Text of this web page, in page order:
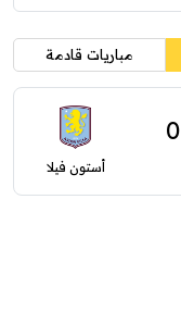
مباريات قادمة
0
أستون فيلا